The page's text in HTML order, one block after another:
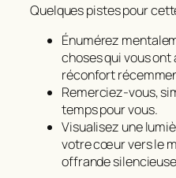
Quelques pistes pour
Énumérez
choses qui vous ont
réconfort
Remerciez-vous,
temps pour vous.
Visualisez une
votre cœur vers le
offrande